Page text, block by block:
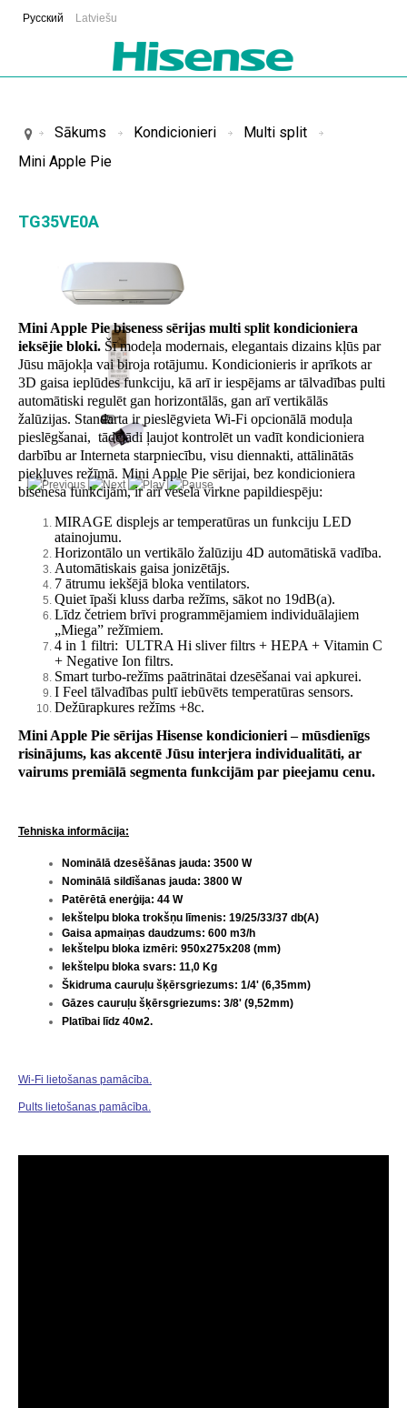
Русский Latviešu
Sākums Kondicionieri
Multi split
Mini Apple Pie
TG35VE0A
Mini Apple Pie biseness sērijas multi split kondicioniera
ieksējie bloki. Šī modeļa modernais, elegantais dizains kļūs par
Jūsu mājokļa vai biroja rotājumu. Kondicionieris ir aprīkots ar
3D gaisa ieplūdes funkciju, kā arī ir iespējams ar tālvadības pulti
automātiski regulēt gan horizontālās, gan arī vertikālās
žalūzijas. Standarta ir pieslēgvieta Wi-Fi opcionālā moduļa
pieslēgšanai, tādējādi ļaujot kontrolēt un vadīt kondicioniera
darbību ar Interneta starpniecību, visu diennakti, attālinātās
piekļuves režīmā. Mini Apple Pie sērijai, bez kondicioniera
bisenesa funkcijām, ir arī vesela virkne papildiespēju:
MIRAGE displejs ar temperatūras un funkciju LED
atainojumu.
Horizontālo un vertikālo žalūziju 4D automātiskā vadība.
Automātiskais gaisa jonizētājs.
7 ātrumu iekšējā bloka ventilators.
Quiet īpaši kluss darba režīms, sākot no 19dB(a).
Līdz četriem brīvi programmējamiem individuālajiem
„Miega” režīmiem.
4 in 1 filtri: ULTRA Hi sliver filtrs + HEPA + Vitamin C
+ Negative Ion filtrs.
Smart turbo-režīms paātrinātai dzesēšanai vai apkurei.
I Feel tālvadības pultī iebūvēts temperatūras sensors.
Dežūrapkures režīms +8с.
Mini Apple Pie sērijas Hisense kondicionieri – mūsdienīgs
risinājums, kas akcentē Jūsu interjera individualitāti, ar
vairums premiālā segmenta funkcijām par pieejamu cenu.
Tehniska informācija:
Nominālā dzesēšānas jauda: 3500 W
Nominālā sildīšanas jauda: 3800 W
Patērētā enerģija: 44 W
Iekštelpu bloka trokšņu līmenis: 19/25/33/37 db(A)
Gaisa apmaiņas daudzums: 600 m3/h
Iekštelpu bloka izmēri: 950x275x208 (mm)
Iekštelpu bloka svars: 11,0 Kg
Škidruma cauruļu šķērsgriezums: 1/4' (6,35mm)
Gāzes cauruļu šķērsgriezums: 3/8' (9,52mm)
Platībai līdz 40м2.
Wi-Fi lietošanas pamācība.
Pults lietošanas pamācība.